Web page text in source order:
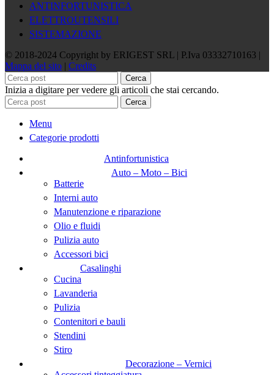
ANTINFORTUNISTICA
ELETTROUTENSILI
SISTEMAZIONE
© 2018-2024 Copyright by ERIGEST SRL | P.Iva 03332710163 |
Mappa del sito | Credits
Cerca
Inizia a digitare per vedere gli articoli che stai cercando.
Cerca
Menu
Categorie prodotti
Antinfortunistica
Auto – Moto – Bici
Batterie
Interni auto
Manutenzione e riparazione
Olio e fluidi
Pulizia auto
Accessori bici
Casalinghi
Cucina
Lavanderia
Pulizia
Contenitori e bauli
Stendini
Stiro
Decorazione – Vernici